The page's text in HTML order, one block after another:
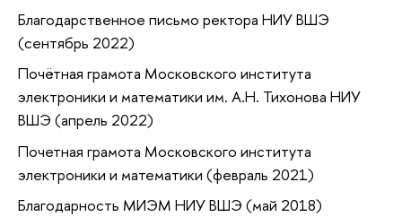
Благодарственное письмо ректора НИУ ВШЭ
(сентябрь 2022)
Почётная грамота Московского института
электроники и математики им. А.Н. Тихонова НИУ
ВШЭ (апрель 2022)
Почетная грамота Московского института
электроники и математики (февраль 2021)
Благодарность МИЭМ НИУ ВШЭ (май 2018)